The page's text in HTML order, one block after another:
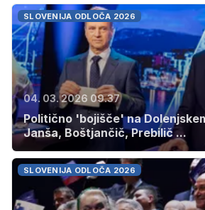
SLOVENIJA ODLOČA 2026
04. 03. 2026 09.37
Politično 'bojišče' na
Janša, Boštjančič, Prebilič ...
SLOVENIJA ODLOČA 2026